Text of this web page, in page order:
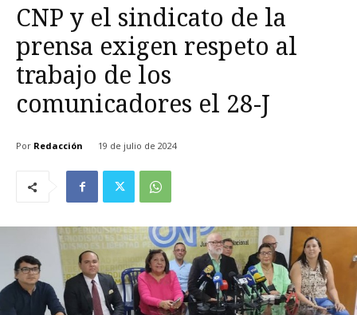
CNP y el sindicato de la
prensa exigen respeto al
trabajo de los
comunicadores el 28-J
Por Redacción 19 de julio de 2024